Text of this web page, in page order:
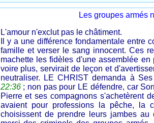
Les groupes armés
L'amour n'exclut pas le châtiment.
Il y a une différence fondamentale entre
famille et verser le sang innocent. Ces
machette les fidèles d'une assemblée
voire plus, servirait de leçon et
neutraliser. LE CHRIST demanda à
22:36; non pas pour LE défendre, car
Pierre et ses compagnons s'achetèrent
avaient pour professions la pêche, la
choisissent de prendre leurs jambes